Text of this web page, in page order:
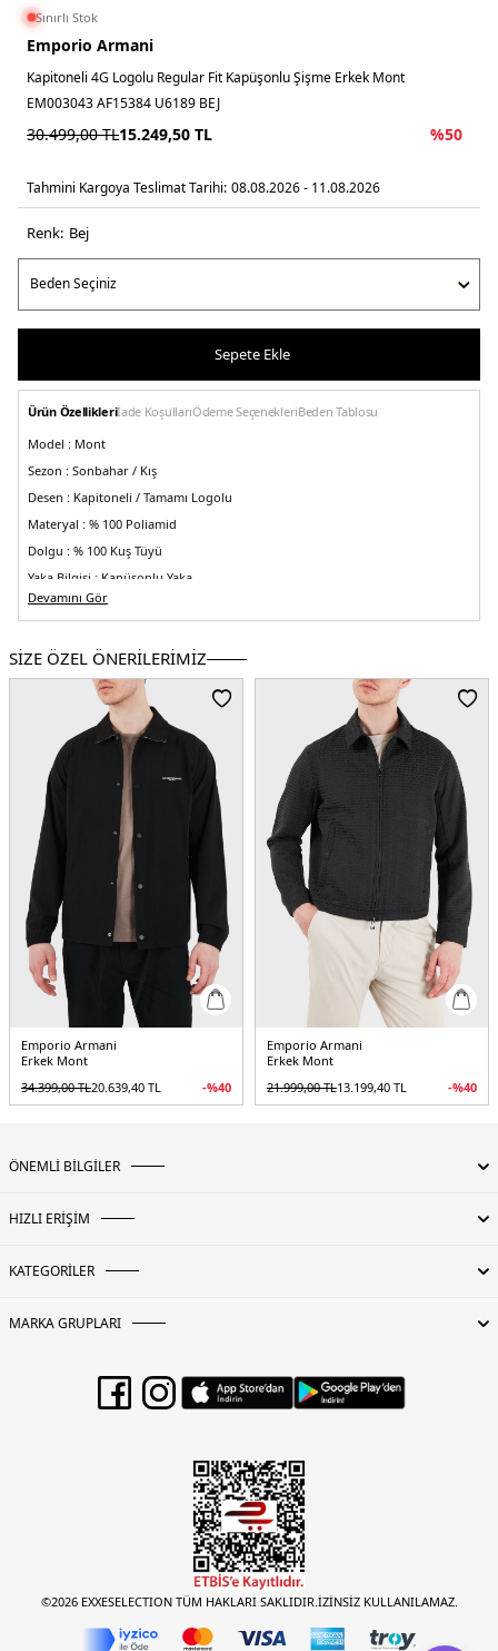
Sınırlı Stok
Emporio Armani
Kapitoneli 4G Logolu Regular Fit Kapüşonlu Şişme Erkek Mont
EM003043 AF15384 U6189 BEJ
30.499,00TL15.249,50 TL %50
Tahmini Kargoya Teslimat Tarihi: 08.08.2026 - 11.08.2026
Renk: bej
Sepete Ekle
Ürün Özellikleriİade KoşullarıÖdeme SeçenekleriBeden Tablosu
Model : Mont
Sezon : Sonbahar / Kış
Desen : Kapitoneli / Tamamı Logolu
Materyal : % 100 Poliamid
Dolgu : % 100 Kuş Tüyü
Yaka Bilgisi : Kapüşonlu Yaka
Kapama Bilgisi :
Kol Bilgisi :
Uzun Kol
Kalıp Bilgisi :Regular Fit
Manken Bedeni :Boy : 1.88 cm / Göğüs : 100 cm / Bel : 81 cm / Basen : 101 cm
/ Beden : 48
Menşei :
5DK1EM003043AF15384U6189.17
Devamını Gör
SİZE ÖZEL ÖNERİLERİMİZ
Emporio Armani
Erkek Mont
34.399,00TL20.639,40 TL -%40
Emporio Armani
Erkek Mont
21.999,00TL13.199,40 TL -%40
ÖNEMLİ BİLGİLER
HIZLI ERİŞİM
KATEGORİLER
MARKA GRUPLARI
©2026 EXXESELECTION TÜM HAKLARI SAKLIDIR.İZİNSİZ KULLANILAMAZ.